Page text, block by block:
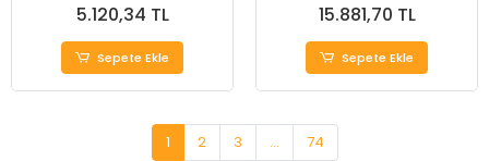
5.120,34 TL
Sepete Ekle
15.881,70 TL
Sepete Ekle
1 2 3 ... 74